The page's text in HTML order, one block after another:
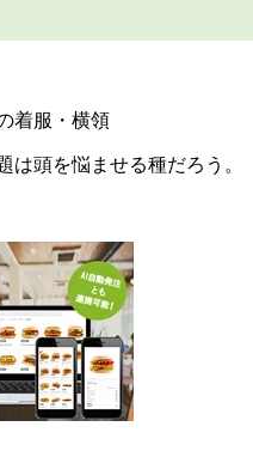
着服・横領
は頭を悩ませる種だろう。